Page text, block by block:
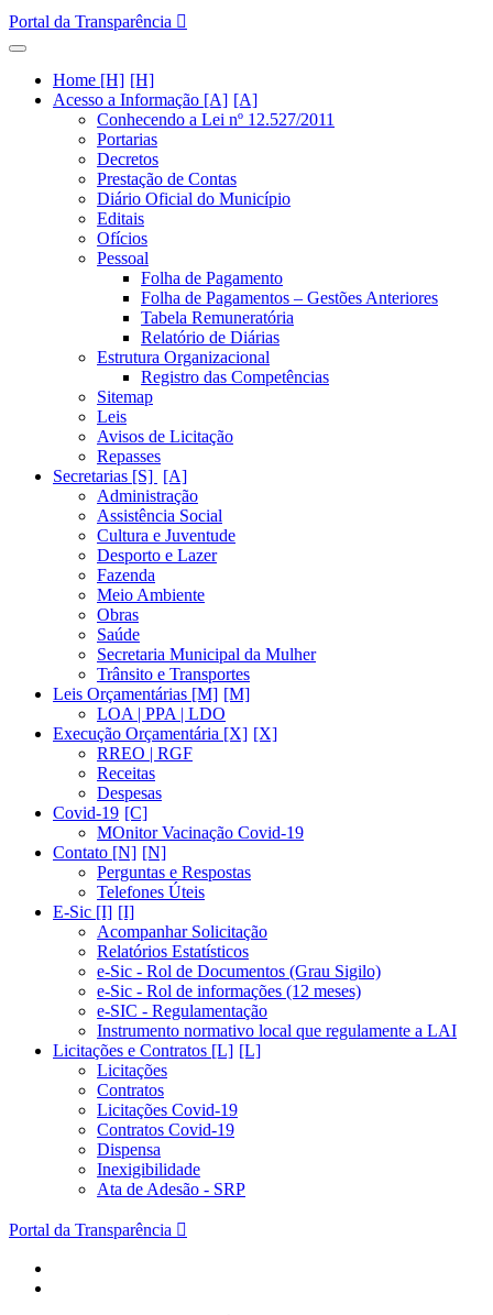
Portal da Transparência
Home [H]
Acesso a Informação [A]
Conhecendo a Lei nº 12.527/2011
Portarias
Decretos
Prestação de Contas
Diário Oficial do Município
Editais
Ofícios
Pessoal
Folha de Pagamento
Folha de Pagamentos – Gestões Anteriores
Tabela Remuneratória
Relatório de Diárias
Estrutura Organizacional
Registro das Competências
Sitemap
Leis
Avisos de Licitação
Repasses
Secretarias [S]
Administração
Assistência Social
Cultura e Juventude
Desporto e Lazer
Fazenda
Meio Ambiente
Obras
Saúde
Secretaria Municipal da Mulher
Trânsito e Transportes
Leis Orçamentárias [M]
LOA | PPA | LDO
Execução Orçamentária [X]
RREO | RGF
Receitas
Despesas
Covid-19
MOnitor Vacinação Covid-19
Contato [N]
Perguntas e Respostas
Telefones Úteis
E-Sic [I]
Acompanhar Solicitação
Relatórios Estatísticos
e-Sic - Rol de Documentos (Grau Sigilo)
e-Sic - Rol de informações (12 meses)
e-SIC - Regulamentação
Instrumento normativo local que regulamente a LAI
Licitações e Contratos [L]
Licitações
Contratos
Licitações Covid-19
Contratos Covid-19
Dispensa
Inexigibilidade
Ata de Adesão - SRP
Portal da Transparência